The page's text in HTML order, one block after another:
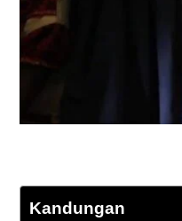
Kandungan